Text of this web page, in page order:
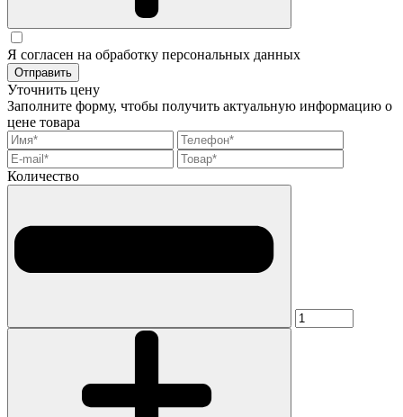
Я согласен на обработку персональных данных
Отправить
Уточнить цену
Заполните форму, чтобы получить актуальную информацию о
цене товара
Количество